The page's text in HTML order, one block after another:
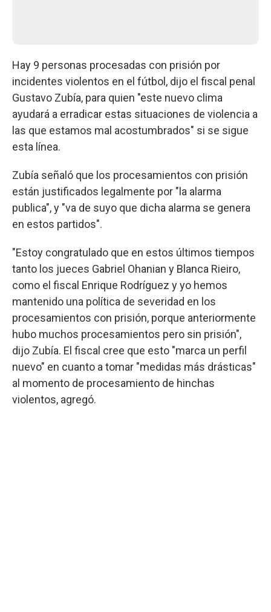
Hay 9 personas procesadas con prisión por
incidentes violentos en el fútbol, dijo el fiscal penal
Gustavo Zubía, para quien "este nuevo clima
ayudará a erradicar estas situaciones de violencia a
las que estamos mal acostumbrados" si se sigue
esta línea.
Zubía señaló que los procesamientos con prisión
están justificados legalmente por "la alarma
publica", y "va de suyo que dicha alarma se genera
en estos partidos".
"Estoy congratulado que en estos últimos tiempos
tanto los jueces Gabriel Ohanian y Blanca Rieiro,
como el fiscal Enrique Rodríguez y yo hemos
mantenido una política de severidad en los
procesamientos con prisión, porque anteriormente
hubo muchos procesamientos pero sin prisión",
dijo Zubía. El fiscal cree que esto "marca un perfil
nuevo" en cuanto a tomar "medidas más drásticas"
al momento de procesamiento de hinchas
violentos, agregó.